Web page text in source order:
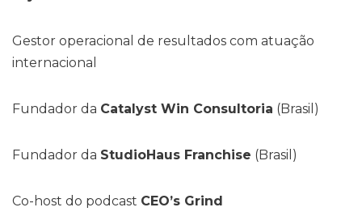
Gestor operacional de resultados com atuação
internacional
Fundador da Catalyst Win Consultoria (Brasil)
Fundador da StudioHaus Franchise (Brasil)
Co-host do podcast CEO’s Grind